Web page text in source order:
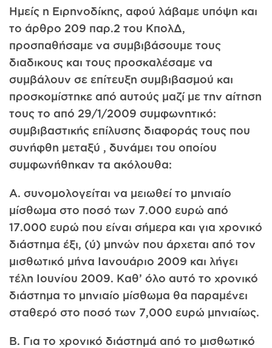
Ημείς η Ειρηνοδίκης, αφού λάβαμε υπόψη και
το άρθρο 209 παρ.2 του ΚπολΔ,
προσπαθήσαμε να συμβιβάσουμε τους
διαδικους και τους προσκαλέσαμε να
συμβάλουν σε επίτευξη συμβιβασμού και
προσκομίστηκε από αυτούς μαζί με την αίτηση
τους το από 29/1/2009 συμφωνητικό:
συμβιβαστικής επίλυσης διαφοράς τους που
συνήφθη μεταξύ , δυνάμει του οποίου
συμφωνήθηκαν τα ακόλουθα:
Α. συνομολογείται να μειωθεί το μηνιαίο
μίσθωμα στο ποσό των 7.000 ευρώ από
17.000 ευρώ που είναι σήμερα και για χρονικό
διάστημα έξι, (ύ) μηνών που άρχεται από τον
μισθωτικό μήνα Ιανουάριο 2009 και λήγει
τέλη Ιουνίου 2009. Καθ’ όλο αυτό το χρονικό
διάστημα το μηνιαίο μίσθωμα θα παραμένει
σταθερό στο ποσό των 7,000 ευρώ μηνιαίως.
B. Για το χρονικό διάστημά από το μισθωτικό